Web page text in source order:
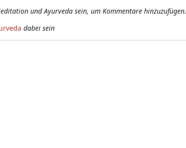
und Ayurveda sein, um Kommentare hinzuzufügen.
dabei sein